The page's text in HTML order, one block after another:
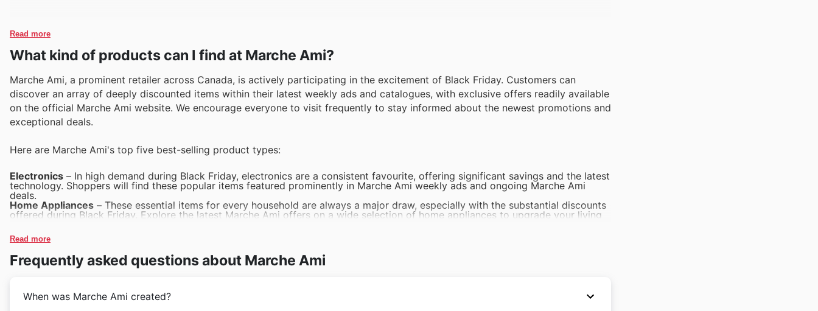
Read more
What kind of products can I find at Marche Ami?
Marche Ami, a prominent retailer across Canada, is actively participating in the excitement of Black Friday. Customers can
discover an array of deeply discounted items within their latest weekly ads and catalogues, with exclusive offers readily available
on the official Marche Ami website. We encourage everyone to visit frequently to stay informed about the newest promotions and
exceptional deals.
Here are Marche Ami's top five best-selling product types:
Electronics – In high demand during Black Friday, electronics are a consistent favourite, offering significant savings and the latest
technology. Shoppers will find these popular items featured prominently in Marche Ami weekly ads and ongoing Marche Ami
deals.
Home Appliances – These essential items for every household are always a major draw, especially with the substantial discounts
offered during Black Friday. Explore the latest Marche Ami offers on a wide selection of home appliances to upgrade your living
Groceries and Pantry Staples
even more appealing. Their weekly ads often highlight incredible Marche Ami deals on groceries, ensuring you get great value.
Apparel and Footwear
– From trendy styles to essential basics, clothing and shoes are highly sought after during major sale
events like Black Friday. Discover fantastic Marche Ami Black Friday sales across their extensive range of fashion items.
Read more
Frequently asked questions about Marche Ami
When was Marche Ami created?